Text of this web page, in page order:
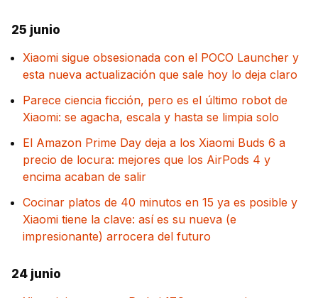
25 junio
Xiaomi sigue obsesionada con el POCO Launcher y
esta nueva actualización que sale hoy lo deja claro
Parece ciencia ficción, pero es el último robot de
Xiaomi: se agacha, escala y hasta se limpia solo
El Amazon Prime Day deja a los Xiaomi Buds 6 a
precio de locura: mejores que los AirPods 4 y
encima acaban de salir
Cocinar platos de 40 minutos en 15 ya es posible y
Xiaomi tiene la clave: así es su nueva (e
impresionante) arrocera del futuro
24 junio